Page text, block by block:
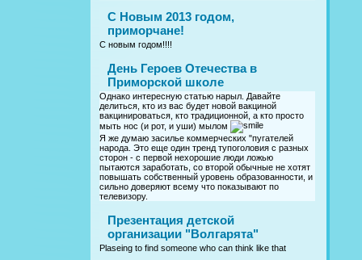
С Новым 2013 годом,
приморчане!
С новым годом!!!!
День Героев Отечества в
Приморской школе
Однако интересную статью нарыл. Давайте
делиться, кто из вас будет новой вакциной
вакцинироваться, кто традиционной, а кто просто
мыть нос (и рот, и уши) мылом
Я же думаю засилье коммерческих "пугателей
народа. Это еще один тренд тупоголовия с разных
сторон - с первой нехорошие люди ложью
пытаются заработать, со второй обычные не хотят
повышать собственный уровень образованности, и
сильно доверяют всему что показывают по
телевизору.
Презентация детской
организации "Волгарята"
Plaseing to find someone who can think like that